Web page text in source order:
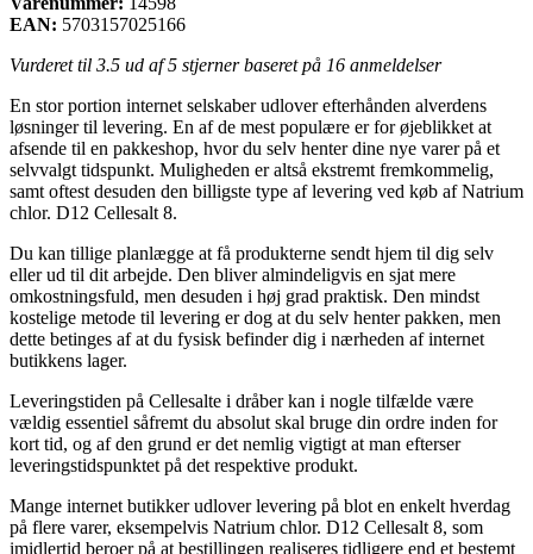
EAN: 5703157025166
Vurderet til 3.5 ud af 5 stjerner baseret på 16 anmeldelser
En stor portion internet selskaber udlover efterhånden alverdens
løsninger til levering. En af de mest populære er for øjeblikket at
afsende til en pakkeshop, hvor du selv henter dine nye varer på et
selvvalgt tidspunkt. Muligheden er altså ekstremt fremkommelig,
samt oftest desuden den billigste type af levering ved køb af Natrium
chlor. D12 Cellesalt 8.
Du kan tillige planlægge at få produkterne sendt hjem til dig selv
eller ud til dit arbejde. Den bliver almindeligvis en sjat mere
omkostningsfuld, men desuden i høj grad praktisk. Den mindst
kostelige metode til levering er dog at du selv henter pakken, men
dette betinges af at du fysisk befinder dig i nærheden af internet
butikkens lager.
Leveringstiden på Cellesalte i dråber kan i nogle tilfælde være
vældig essentiel såfremt du absolut skal bruge din ordre inden for
kort tid, og af den grund er det nemlig vigtigt at man efterser
leveringstidspunktet på det respektive produkt.
Mange internet butikker udlover levering på blot en enkelt hverdag
på flere varer, eksempelvis Natrium chlor. D12 Cellesalt 8, som
imidlertid beroer på at bestillingen realiseres tidligere end et bestemt